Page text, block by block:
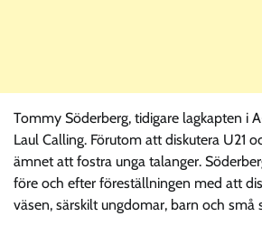
Tommy Söderberg, tidigare lagkapten i
Laul Calling. Förutom att diskutera U21
ämnet att fostra unga talanger.
före och efter föreställningen med att
väsen, särskilt ungdomar, barn och små